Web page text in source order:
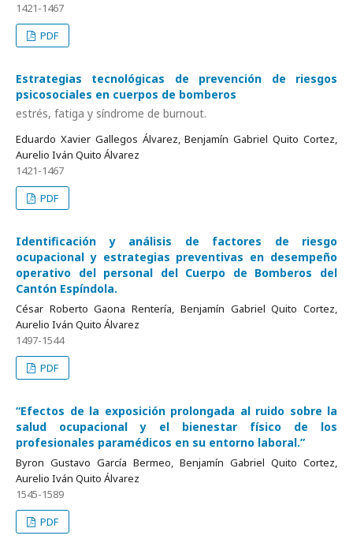
1421-1467
PDF
Estrategias tecnológicas de prevención de riesgos
psicosociales en cuerpos de bomberos
estrés, fatiga y síndrome de burnout.
Eduardo Xavier Gallegos Álvarez, Benjamín Gabriel Quito Cortez,
Aurelio Iván Quito Álvarez
1421-1467
PDF
Identificación y análisis de factores de riesgo
ocupacional y estrategias preventivas en desempeño
operativo del personal del Cuerpo de Bomberos del
Cantón Espíndola.
César Roberto Gaona Rentería, Benjamín Gabriel Quito Cortez,
Aurelio Iván Quito Álvarez
1497-1544
PDF
“Efectos de la exposición prolongada al ruido sobre la
salud ocupacional y el bienestar físico de los
profesionales paramédicos en su entorno laboral.”
Byron Gustavo García Bermeo, Benjamín Gabriel Quito Cortez,
Aurelio Iván Quito Álvarez
1545-1589
PDF